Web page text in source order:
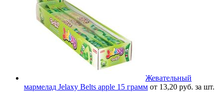
Жевательный
мармелад Jelaxy Belts apple 15 грамм от 13,20 руб. за шт.